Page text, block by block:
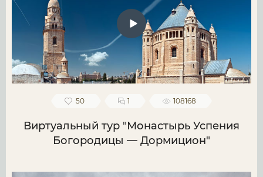
50 1 108168
Виртуальный тур "Монастырь Успения
Богородицы — Дормицион"